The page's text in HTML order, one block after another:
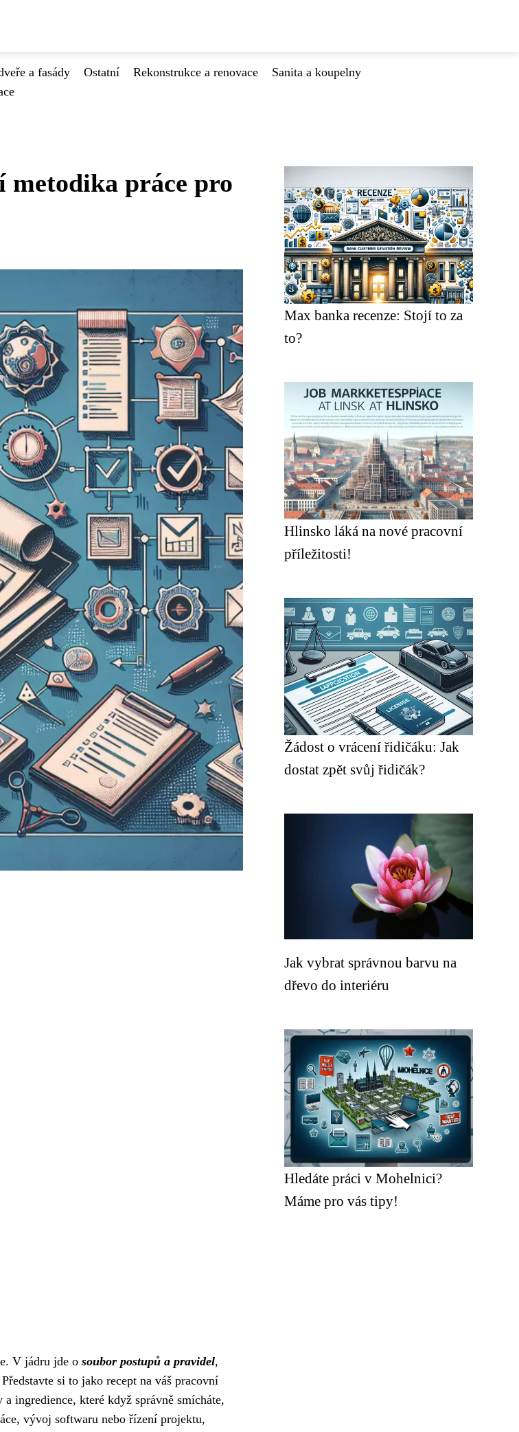
a fasády Ostatní Rekonstrukce a renovace
Sanita a koupelny
práce pro
V jádru jde o soubor postupů a pravidel,
si to jako recept na váš pracovní
a ingredience, které když správně smícháte,
vývoj softwaru nebo řízení projektu,
Max banka recenze: Stojí to za
to?
Hlinsko láká na nové pracovní
příležitosti!
Žádost o vrácení řidičáku: Jak
dostat zpět svůj řidičák?
Jak vybrat správnou barvu na
dřevo do interiéru
Hledáte práci v Mohelnici?
Máme pro vás tipy!